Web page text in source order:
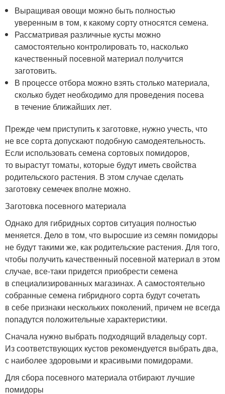
Выращивая овощи можно быть полностью
уверенным в том, к какому сорту относятся семена.
Рассматривая различные кусты можно
самостоятельно контролировать то, насколько
качественный посевной материал получится
заготовить.
В процессе отбора можно взять столько материала,
сколько будет необходимо для проведения посева
в течение ближайших лет.
Прежде чем приступить к заготовке, нужно учесть, что
не все сорта допускают подобную самодеятельность.
Если использовать семена сортовых помидоров,
то вырастут томаты, которые будут иметь свойства
родительского растения. В этом случае сделать
заготовку семечек вполне можно.
Заготовка посевного материала
Однако для гибридных сортов ситуация полностью
меняется. Дело в том, что выросшие из семян помидоры
не будут такими же, как родительские растения. Для того,
чтобы получить качественный посевной материал в этом
случае, все-таки придется приобрести семена
в специализированных магазинах. А самостоятельно
собранные семена гибридного сорта будут сочетать
в себе признаки нескольких поколений, причем не всегда
попадутся положительные характеристики.
Сначала нужно выбрать подходящий владельцу сорт.
Из соответствующих кустов рекомендуется выбрать два,
с наиболее здоровыми и красивыми помидорами.
Для сбора посевного материала отбирают лучшие
помидоры